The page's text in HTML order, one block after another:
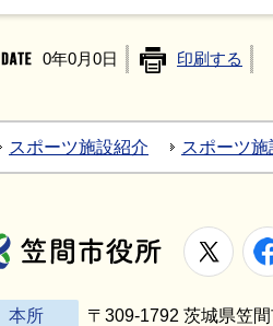
0年0月0日 印刷する
スポーツ施設紹介 スポーツ施
笠間市役所
X
本所 〒309-1792 茨城県笠